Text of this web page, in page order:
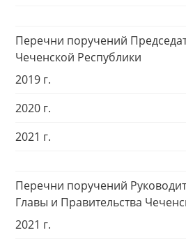
Перечни поручений
Чеченской Республики
2019 г.
2020 г.
2021 г.
Перечни поручений
Главы и Правительства
2021 г.